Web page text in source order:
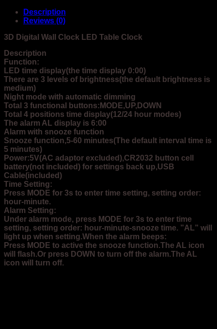
Description
Reviews (0)
3D Digital Wall Clock LED Table Clock
Description
Function:
LED time display(the time display 0:00)
There are 3 levels of brightness(the default brightness is
medium)
Night mode with automatic dimming
Total 3 functional buttons:MODE,UP,DOWN
Total 4 positions time display(12/24 hour modes)
The alarm AL display is 6:00
Alarm with snooze function
Snooze function,5-60 minutes(The default interval time is
5 minutes)
Power:5V(AC adaptor excluded),CR2032 button cell
battery(not included) for settings back up,USB
Cable(included)
Time Setting:
Press MODE for 3s to enter time setting, setting order:
hour-minute.
Alarm Setting:
Under alarm mode, press MODE for 3s to enter time
setting, setting order: hour-minute-snooze time. ”AL” will
light up when setting.When the alarm beeps:
Press MODE to active the snooze function.The AL icon
will flash.Or press DOWN to turn off the alarm.The AL
icon will turn off.